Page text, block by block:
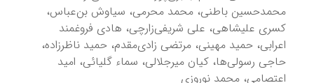
محمدحسین باطنی، محمد محرمی، سیاوش بن‌عباس،
کسری علیشاهی، علی شریفی‌زارچی، هادی فروغمند
اعرابی، حمید مهینی، مرتضی زادی‌مقدم، حمید ناظرزاده،
حاجی رسولی‌ها، کیان میرجلالی، سماء گلیائی، امید
اعتصامی، محمد نوروزی